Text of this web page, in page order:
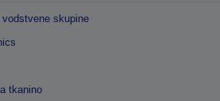
skupine
tkanino